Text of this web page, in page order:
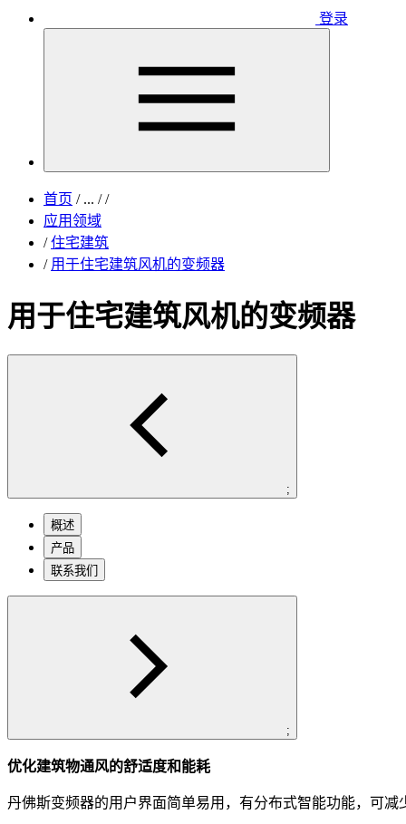
登录
首页 /... / /
应用领域
/ 住宅建筑
/ 用于住宅建筑风机的变频器
用于住宅建筑风机的变频器
;
概述
产品
联系我们
;
优化建筑物通风的舒适度和能耗
丹佛斯变频器的用户界面简单易用，有分布式智能功能，可减